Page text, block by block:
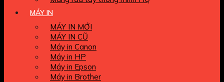
MÁY IN
MÁY IN MỚI
MÁY IN CŨ
Máy in Canon
Máy in HP
Máy in Epson
Máy in Brother